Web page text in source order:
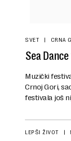
SVET CRNA
Sea
Muzički
Crnoj Gori,
festivala još
LEPŠI ŽIVOT